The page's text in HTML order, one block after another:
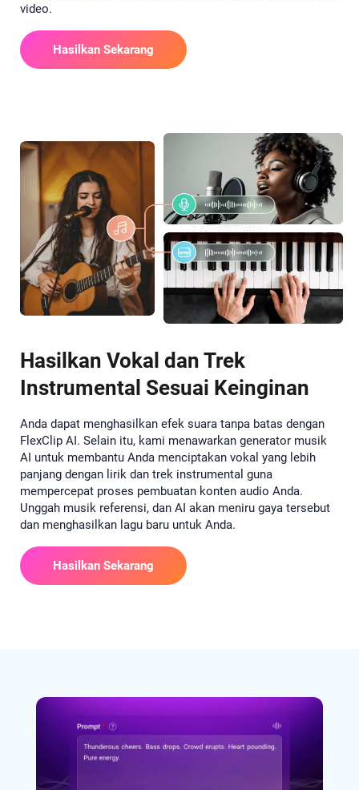
video.
Hasilkan Sekarang
Hasilkan Vokal dan Trek
Instrumental Sesuai Keinginan
Anda dapat menghasilkan efek suara tanpa batas dengan
FlexClip AI. Selain itu, kami menawarkan generator musik
AI untuk membantu Anda menciptakan vokal yang lebih
panjang dengan lirik dan trek instrumental guna
mempercepat proses pembuatan konten audio Anda.
Unggah musik referensi, dan AI akan meniru gaya tersebut
dan menghasilkan lagu baru untuk Anda.
Hasilkan Sekarang